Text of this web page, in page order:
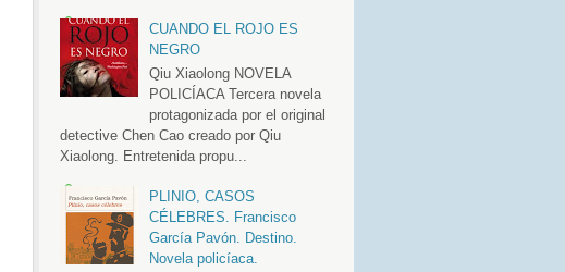
CUANDO EL ROJO ES
NEGRO
Qiu Xiaolong NOVELA
POLICÍACA Tercera novela
protagonizada por el original
detective Chen Cao creado por Qiu
Xiaolong. Entretenida propu...
PLINIO, CASOS
CÉLEBRES. Francisco
García Pavón. Destino.
Novela policíaca.